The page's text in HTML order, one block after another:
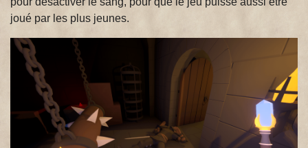
joué par les plus jeunes.